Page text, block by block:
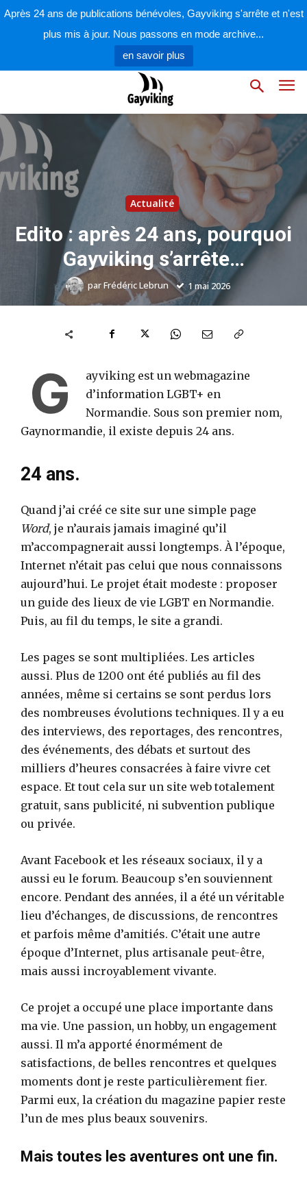
Après 24 ans de publications bénévoles, Gayviking s'arrête et n'est
plus mis à jour. Nous passons en mode archive...
en savoir plus
Actualité
Edito : après 24 ans, pourquoi
Gayviking s’arrête…
parFrédéric Lebrun 1 mai 2026
G
ayviking est un webmagazine
d’information LGBT+ en
Normandie. Sous son premier nom,
Gaynormandie, il existe depuis 24 ans.
24 ans.
Quand j’ai créé ce site sur une simple page
Word, je n’aurais jamais imaginé qu’il
m’accompagnerait aussi longtemps. À l’époque,
Internet n’était pas celui que nous connaissons
aujourd’hui. Le projet était modeste : proposer
un guide des lieux de vie LGBT en Normandie.
Puis, au fil du temps, le site a grandi.
Les pages se sont multipliées. Les articles
aussi. Plus de 1200 ont été publiés au fil des
années, même si certains se sont perdus lors
des nombreuses évolutions techniques. Il y a eu
des interviews, des reportages, des rencontres,
des événements, des débats et surtout des
milliers d’heures consacrées à faire vivre cet
espace. Et tout cela sur un site web totalement
gratuit, sans publicité, ni subvention publique
ou privée.
Avant Facebook et les réseaux sociaux, il y a
aussi eu le forum. Beaucoup s’en souviennent
encore. Pendant des années, il a été un véritable
lieu d’échanges, de discussions, de rencontres
et parfois même d’amitiés. C’était une autre
époque d’Internet, plus artisanale peut-être,
mais aussi incroyablement vivante.
Ce projet a occupé une place importante dans
ma vie. Une passion, un hobby, un engagement
aussi. Il m’a apporté énormément de
satisfactions, de belles rencontres et quelques
moments dont je reste particulièrement fier.
Parmi eux, la création du magazine papier reste
l’un de mes plus beaux souvenirs.
Mais toutes les aventures ont une fin.